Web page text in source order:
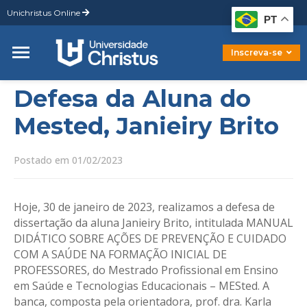
Unichristus Online
Inscreva-se
Graduação
Pós-Graduação
Mestrado
Doutorado
Defesa da Aluna do
Mested, Janieiry Brito
Postado em 01/02/2023
Hoje, 30 de janeiro de 2023, realizamos a defesa de
dissertação da aluna Janieiry Brito, intitulada MANUAL
DIDÁTICO SOBRE AÇÕES DE PREVENÇÃO E CUIDADO
COM A SAÚDE NA FORMAÇÃO INICIAL DE
PROFESSORES, do Mestrado Profissional em Ensino
em Saúde e Tecnologias Educacionais – MESted. A
banca, composta pela orientadora, prof. dra. Karla
PT